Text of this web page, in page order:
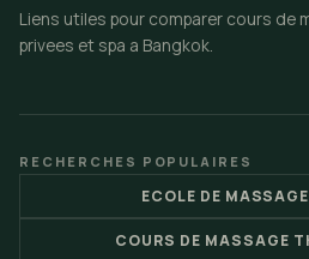
Liens utiles pour comparer cours de
privees et spa a Bangkok.
RECHERCHES POPULAIRES
ECOLE DE
COURS DE MASSAGE